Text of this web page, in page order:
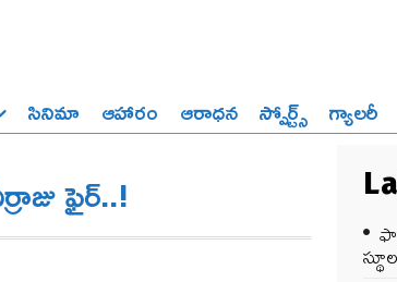
సినిమా ఆహారం ఆరాధన స్పోర్ట్స్‌ గ్యాలరీ
ఫైర్..!